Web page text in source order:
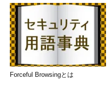
Nmapでは、スキャンの効率
ングに対して、きめ細かな設
パケットの送信間隔やタイム
ることも可能なのだが、今回
テンプレートを紹介しよう。
後にテンプレート名、または
Forceful Browsingとは